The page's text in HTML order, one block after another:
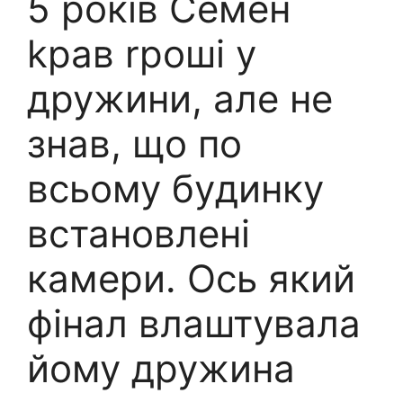
kрав rроші у
дружини, але не
знав, що по
всьому бyдинку
встановлені
камери. Ось який
фінал влаштувала
йому дружина